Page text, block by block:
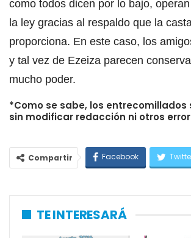
como todos dicen por lo bajo,
la ley gracias al respaldo que la
proporciona. En este caso, los
y tal vez de Ezeiza parecen
mucho poder.
*Como se sabe, los entrecomillados
sin modificar redacción ni otros
Compartir Facebook
TE INTERESARÁ